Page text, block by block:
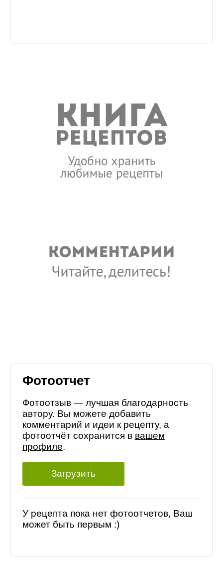
Фотоотчет
Фотоотзыв — лучшая благодарность
автору. Вы можете добавить
комментарий и идеи к рецепту, а
фотоотчёт сохранится в вашем
профиле.
Загрузить
У рецепта пока нет фотоотчетов, Ваш
может быть первым :)